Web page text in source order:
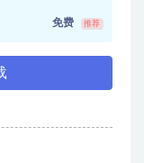
免费 推荐